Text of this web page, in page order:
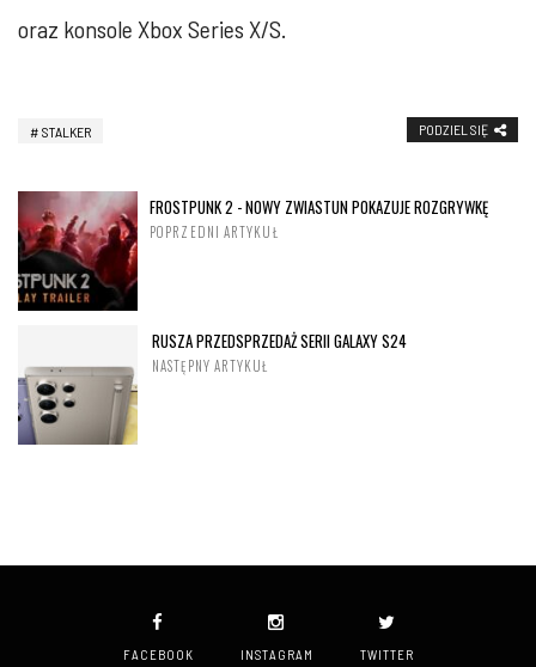
oraz konsole Xbox Series X/S.
STALKER PODZIEL SIĘ
FROSTPUNK 2 - NOWY ZWIASTUN POKAZUJE ROZGRYWKĘ
POPRZEDNI ARTYKUŁ
RUSZA PRZEDSPRZEDAŻ SERII GALAXY S24
NASTĘPNY ARTYKUŁ
FACEBOOK INSTAGRAM TWITTER